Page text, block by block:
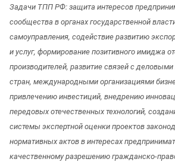
Задачи ТПП РФ: защита интересов
сообщества в органах государственной
самоуправления, содействие развитию
и услуг, формирование позитивного имиджа
производителей, развитие связей с
стран, международными организациями
привлечению инвестиций, внедрению
передовых отечественных технологий,
системы экспертной оценки проектов
нормативных актов в интересах
качественному разрешению гражданско-